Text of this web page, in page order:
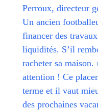
Perroux, directeur
Un ancien
financer des
liquidités. S’il
racheter sa
attention ! Ce
terme et il vaut
des prochaines